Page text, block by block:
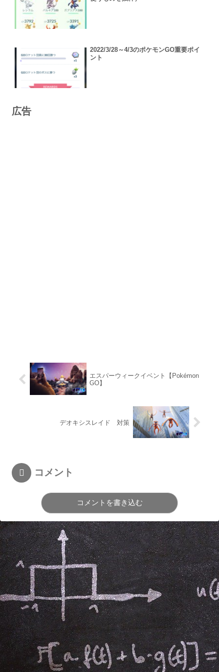
2022/3/28～4/3のポケモンGO重要ポイ
ント
広告
エスパーウィークイベント【Pokémon
GO】
デオキシスレイド 対策
コメント
コメントを書き込む